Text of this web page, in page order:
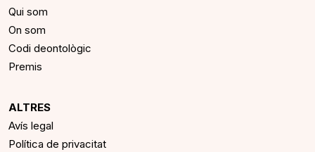
Qui som
On som
Codi deontològic
Premis
ALTRES
Avís legal
Política de privacitat